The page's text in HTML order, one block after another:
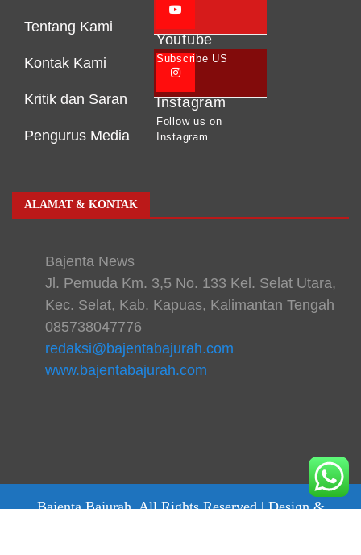
Tentang Kami
Kontak Kami
Kritik dan Saran
Pengurus Media
Youtube
Subscribe US
Instagram
Follow us on
Instagram
ALAMAT & KONTAK
Bajenta News
Jl. Pemuda Km. 3,5 No. 133 Kel. Selat Utara,
Kec. Selat, Kab. Kapuas, Kalimantan Tengah
085738047776
redaksi@bajentabajurah.com
www.bajentabajurah.com
Bajenta Bajurah. All Rights Reserved |Design &